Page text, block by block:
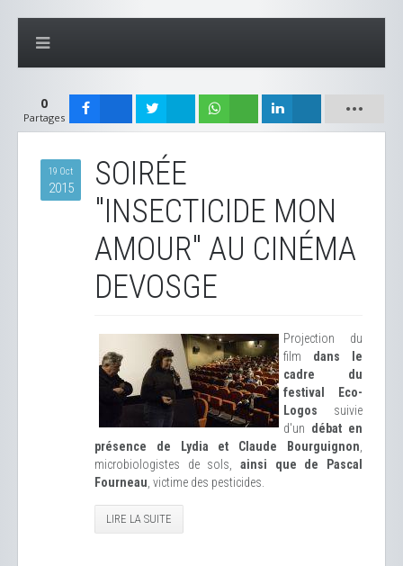
0
Partages
19 Oct
2015
SOIRÉE
"INSECTICIDE MON
AMOUR" AU CINÉMA
DEVOSGE
Projection du
film dans le
cadre du
festival Eco-
Logos suivie
d'un débat en
présence de Lydia et Claude Bourguignon
microbiologistes de sols, ainsi que de Pascal
Fourneau , victime des pesticides.
LIRE LA SUITE